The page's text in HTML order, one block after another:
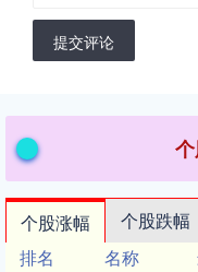
提交评论
个股涨幅 个股跌幅
排名
名称